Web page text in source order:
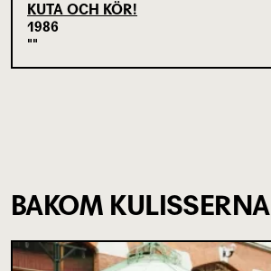
KUTA OCH KÖR!
1986
BAKOM KULISSERNA